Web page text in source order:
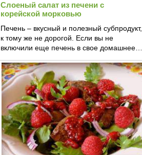
Слоеный салат из печени с
корейской морковью
Печень – вкусный и полезный субпродукт,
к тому же не дорогой. Если вы не
включили еще печень в свое домашнее…